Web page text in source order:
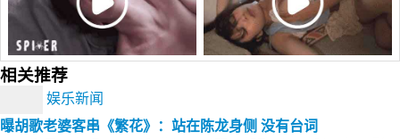
相关推荐
娱乐新闻
曝胡歌老婆客串《繁花》：站在陈龙身侧 没有台词